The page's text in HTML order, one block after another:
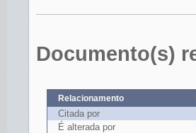
Documento(s)
Relacionamento
Citada por
É alterada por